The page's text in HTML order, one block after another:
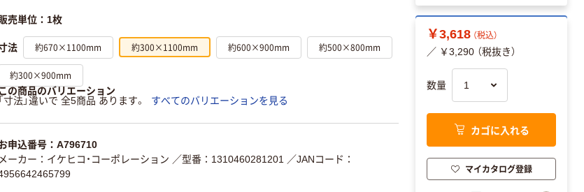
売単位：1枚
法 約670×1100mm 約300×1100mm 約600×900mm 約500×800mm
約300×900mm
この商品のバリエーション
「寸法」違いで 全5商品 あります。
すべてのバリエーションを見る
申込番号：A796710
メーカー：イケヒコ・コーポレーション ／型番：1310460281201
／JANコード：
￥3,618 （税込）
／ ￥3,290 （税抜き）
数量
カゴに入れる
マイカタログ登録